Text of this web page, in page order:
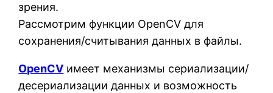
зрения.
Рассмотрим функции OpenCV для
сохранения/считывания данных в файлы.
OpenCV имеет механизмы сериализации/
десериализации данных и возможность